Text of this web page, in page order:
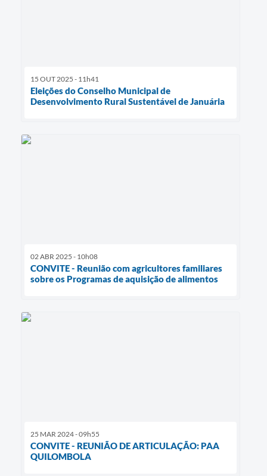
15 OUT 2025 - 11h41
Eleições do Conselho Municipal de
Desenvolvimento Rural Sustentável de Januária
02 ABR 2025 - 10h08
CONVITE - Reunião com agricultores familiares
sobre os Programas de aquisição de alimentos
25 MAR 2024 - 09h55
CONVITE - REUNIÃO DE ARTICULAÇÃO: PAA
QUILOMBOLA